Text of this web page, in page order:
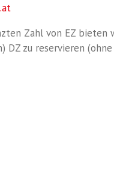
Zahl von EZ
DZ zu reservieren